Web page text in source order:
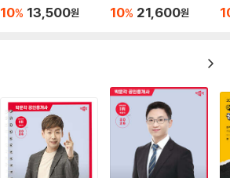
산공시법
10% 13,500원
집 민법 및 민사특별법
10% 21,600원